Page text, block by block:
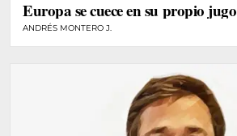
Europa se cuece en su propio jugo
ANDRÉS MONTERO J.